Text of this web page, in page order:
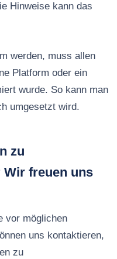
Hinweise kann das
werden, muss allen
Platform oder ein
wurde. So kann man
umgesetzt wird.
zu
Wir freuen uns
vor möglichen
uns kontaktieren,
zu